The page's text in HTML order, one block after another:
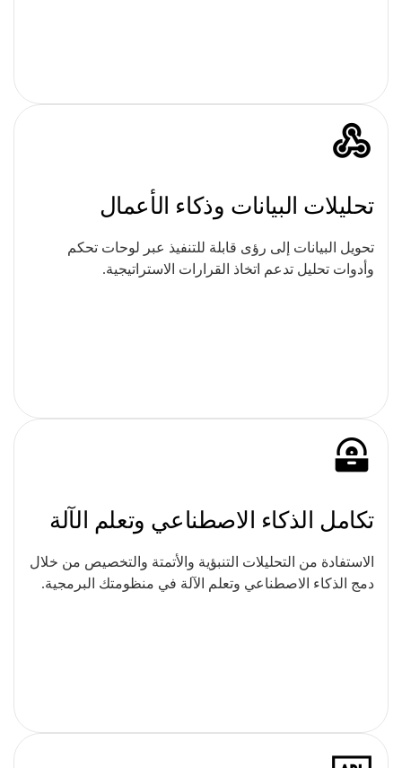
تحليلات البيانات وذكاء الأعمال
تحويل البيانات إلى رؤى قابلة للتنفيذ عبر لوحات تحكم
وأدوات تحليل تدعم اتخاذ القرارات الاستراتيجية.
تكامل الذكاء الاصطناعي وتعلم الآلة
الاستفادة من التحليلات التنبؤية والأتمتة والتخصيص من خلال
دمج الذكاء الاصطناعي وتعلم الآلة في منظومتك البرمجية.